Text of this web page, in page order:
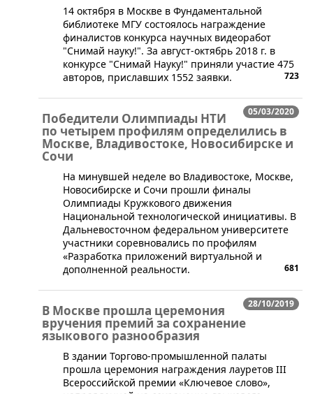
​14 октября в Москве в Фундаментальной
библиотеке МГУ состоялось награждение
финалистов конкурса научных видеоработ
"Снимай науку!". За август-октябрь 2018 г. в
конкурсе "Снимай Науку!" приняли участие 475
авторов, приславших 1552 заявки.
723
05/03/2020
Победители Олимпиады НТИ
по четырем профилям определились в
Москве, Владивостоке, Новосибирске и
Сочи
​На минувшей неделе во Владивостоке, Москве,
Новосибирске и Сочи прошли финалы
Олимпиады Кружкового движения
Национальной технологической инициативы. В
Дальневосточном федеральном университете
участники соревновались по профилям
«Разработка приложений виртуальной и
дополненной реальности.
681
28/10/2019
В Москве прошла церемония
вручения премий за сохранение
языкового разнообразия
​В здании Торгово-промышленной палаты
прошла церемония награждения лауретов III
Всероссийской премии «Ключевое слово»,